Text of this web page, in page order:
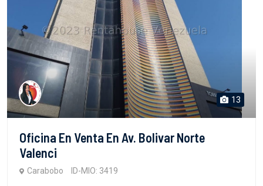
13
Oficina En Venta En Av. Bolivar Norte
Valenci
Carabobo ID-MIO: 3419